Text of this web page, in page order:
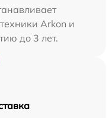
Arkon и
до 3 лет.